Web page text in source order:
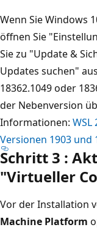
Wenn Sie Windows
öffnen Sie
Sie zu "Update &
Updates suchen"
18362.1049 oder
der Nebenversion
Informationen:
Versionen 1903 und
Schritt 3 :
"Virtueller
Vor der Installation
Machine Platform